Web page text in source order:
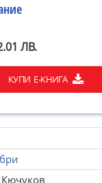
ЛВ.
КУПИ Е-КНИГА